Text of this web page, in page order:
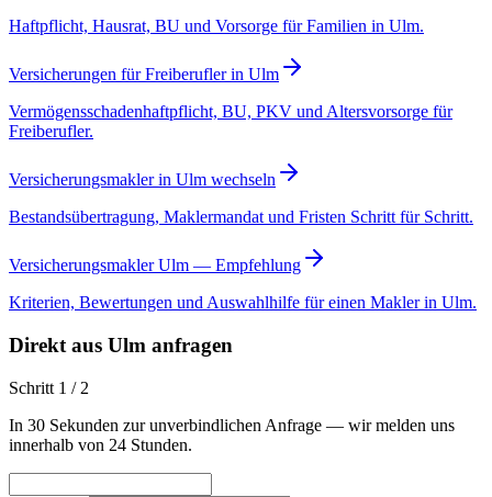
Haftpflicht, Hausrat, BU und Vorsorge für Familien in Ulm.
Versicherungen für Freiberufler in Ulm
Vermögensschadenhaftpflicht, BU, PKV und Altersvorsorge für
Freiberufler.
Versicherungsmakler in Ulm wechseln
Bestandsübertragung, Maklermandat und Fristen Schritt für Schritt.
Versicherungsmakler Ulm — Empfehlung
Kriterien, Bewertungen und Auswahlhilfe für einen Makler in Ulm.
Direkt aus Ulm anfragen
Schritt 1 / 2
In 30 Sekunden zur unverbindlichen Anfrage — wir melden uns
innerhalb von 24 Stunden.